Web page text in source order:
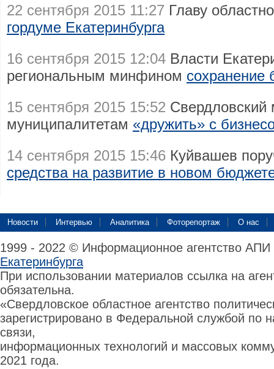
22 сентября 2015 11:27 Главу
гордуме Екатеринбурга
16 сентября 2015 12:04 Власти
региональным минфином сохранение
15 сентября 2015 15:52 Свердловский
муниципалитетам «дружить» с
14 сентября 2015 15:46 Куйвашев
средства на развитие в новом
Новости Интервью Аналитика Фоторепортаж О нас
1999 - 2022 © Информационное агентство
Екатеринбурга
При использовании материалов ссылка на
обязательна.
«Свердловское областное агентство
зарегистрировано в Федеральной службой по
связи,
информационных технологий и массовых
2021 года.